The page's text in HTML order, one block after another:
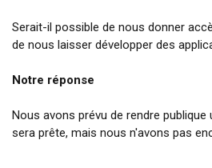
Serait-il possible de nous donner
de nous laisser développer des
Notre réponse
Nous avons prévu de rendre publique
sera prête, mais nous n'avons pas